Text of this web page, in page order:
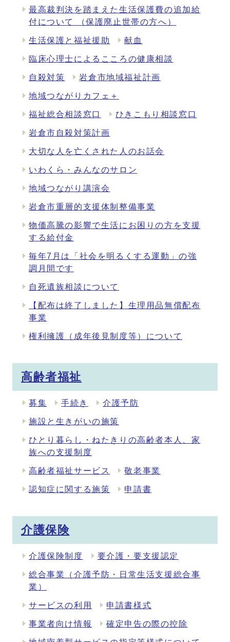
最高裁判決を踏まえた生活保護費の追加給
付について （保護廃止世帯の方へ）
生活保護と福祉援助 献血
臨床心理士によるこころの健康相談
自殺対策 岩倉市地域福祉計画
地域つながりカフェ＋
福祉総合相談窓口 ひきこもり相談窓口
岩倉市自殺対策計画
大切な人を亡くされた人のお話会
いわくら・みんなのサロン
地域つながり講演会
岩倉市重層的支援体制整備事業
物価高騰の影響で生活にお困りの方を支援
する給付金
毎年7月は「社会を明るくする運動」の強
調月間です
自死遺族相談について
【配布は終了しました】生理用品無償配布
事業
権利擁護（成年後見制度等）について
高齢者福祉
募集 手続き 介護予防
施設と生きがいの施策
ひとり暮らし・ねたきりの高齢者本人、家
族への支援制度
高齢者福祉サービス 敬老事業
認知症に関する施策 申請書
介護保険
介護保険制度 要介護・要支援認定
総合事業（介護予防・日常生活支援総合事
業）
サービスの利用 申請書様式
事業者向け情報 確定申告の際の控除